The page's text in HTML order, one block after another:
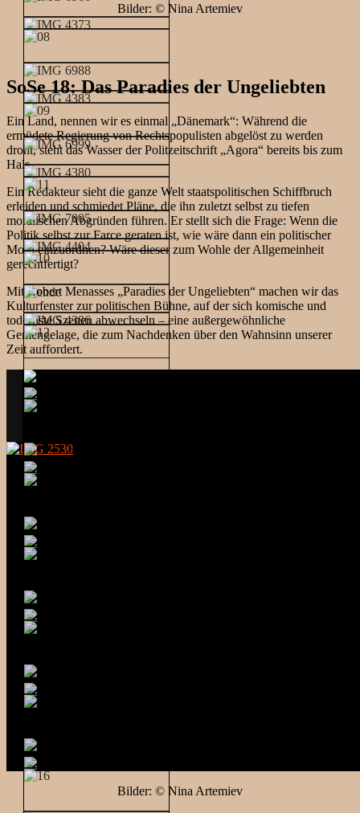
Bilder: © Nina Artemiev
SoSe 18: Das Paradies der Ungeliebten
Ein Land, nennen wir es einmal „Dänemark“: Während die
ermüdete Regierung von Rechtspopulisten abgelöst zu werden
droht, steht das Wasser der Politzeitschrift „Agora“ bereits bis zum
Hals.
Ein Redakteur sieht die ganze Welt staatspolitischen Schiffbruch
erleiden und schmiedet Pläne, die ihn zuletzt selbst zu tiefen
moralischen Abgründen führen. Er stellt sich die Frage: Wenn die
Politik selbst zur Farce geraten ist, wie wäre dann ein politischer
Mord einzuordnen? Wäre dieser zum Wohle der Allgemeinheit
gerechtfertigt?
Mit Robert Menasses „Paradies der Ungeliebten“ machen wir das
Kulturfenster zur politischen Bühne, auf der sich komische und
todernste Szenen abwechseln – eine außergewöhnliche
Gemengelage, die zum Nachdenken über den Wahnsinn unserer
Zeit auffordert.
Bilder: © Nina Artemiev